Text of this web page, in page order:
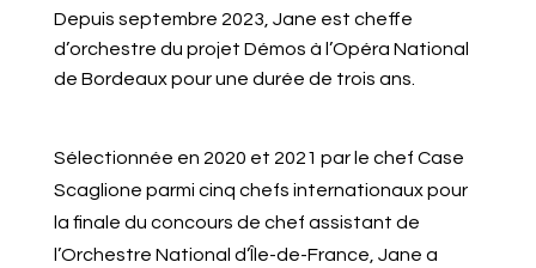
Depuis septembre 2023, Jane est cheffe
d’orchestre du projet Démos à l’Opéra National
de Bordeaux pour une durée de trois ans.
Sélectionnée en 2020 et 2021 par le chef Case
Scaglione parmi cinq chefs internationaux pour
la finale du concours de chef assistant de
l’Orchestre National d’Île-de-France, Jane a